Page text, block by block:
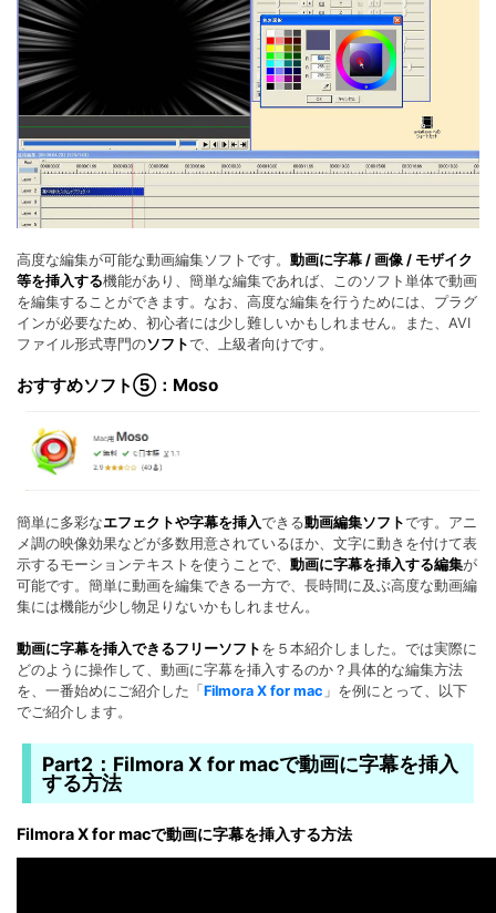
高度な編集が可能な動画編集ソフトです。 動画に字幕 / 画像 / モザイク
等を挿入する機能があり、簡単な編集であれば、このソフト単体で動画
を編集することができます。なお、高度な編集を行うためには、プラグ
インが必要なため、初心者には少し難しいかもしれません。また、AVI
ファイル形式専門のソフトで、上級者向けです。
おすすめソフト⑤：Moso
簡単に多彩なエフェクトや字幕を挿入できる動画編集ソフトです。アニ
メ調の映像効果などが多数用意されているほか、文字に動きを付けて表
示するモーションテキストを使うことで、 動画に字幕を挿入する編集が
可能です。簡単に動画を編集できる一方で、長時間に及ぶ高度な動画編
集には機能が少し物足りないかもしれません。
動画に字幕を挿入できるフリーソフト を５本紹介しました。では実際に
どのように操作して、動画に字幕を挿入するのか？具体的な編集方法
を、一番始めにご紹介した「 Filmora X for mac 」を例にとって、以下
でご紹介します。
Part2：Filmora X for macで動画に字幕を挿入
する方法
Filmora X for macで動画に字幕を挿入する方法